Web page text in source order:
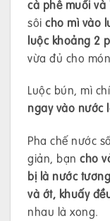
cà phê muối
sôi cho mì vào
luộc khoảng 2
vừa đủ cho
Luộc bún, mì
ngay vào nước
Pha chế nước
giản, bạn cho
bị là nước
và ớt, khuấy
nhau là xong.